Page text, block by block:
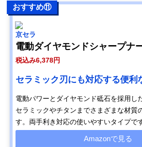
おすすめ⑪
京セラ
電動ダイヤモンドシャープナ
税込み6,378円
セラミック刃にも対応する便利
電動パワーとダイヤモンド砥石を採用し
セラミックやチタンまでさまざまな材質
す。両手利き対応の使いやすいタイプです
Amazonで見る